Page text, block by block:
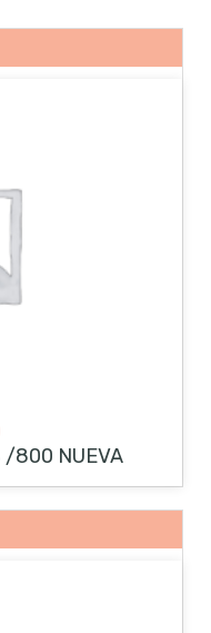
/800 NUEVA